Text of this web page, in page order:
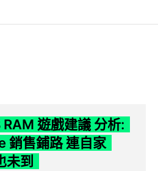
遊戲建議 分析:
銷售鋪路 連自家
未到